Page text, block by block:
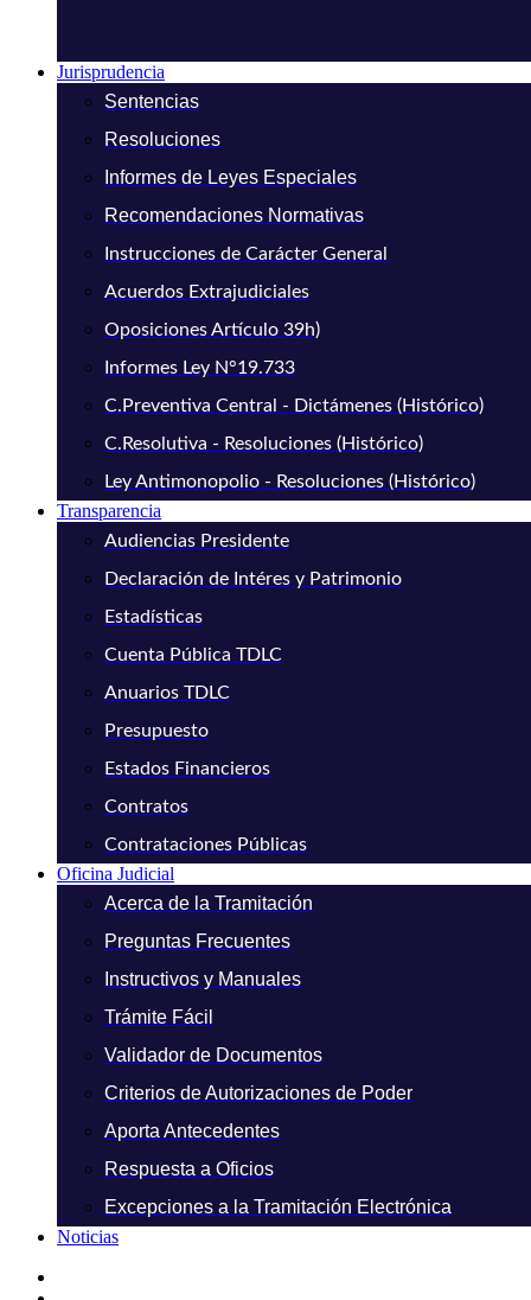
Jurisprudencia
Sentencias
Resoluciones
Informes de Leyes Especiales
Recomendaciones Normativas
Instrucciones de Carácter General
Acuerdos Extrajudiciales
Oposiciones Artículo 39h)
Informes Ley N°19.733
C.Preventiva Central - Dictámenes (Histórico)
C.Resolutiva - Resoluciones (Histórico)
Ley Antimonopolio - Resoluciones (Histórico)
Transparencia
Audiencias Presidente
Declaración de Intéres y Patrimonio
Estadísticas
Cuenta Pública TDLC
Anuarios TDLC
Presupuesto
Estados Financieros
Contratos
Contrataciones Públicas
Oficina Judicial
Acerca de la Tramitación
Preguntas Frecuentes
Instructivos y Manuales
Trámite Fácil
Validador de Documentos
Criterios de Autorizaciones de Poder
Aporta Antecedentes
Respuesta a Oficios
Excepciones a la Tramitación Electrónica
Noticias